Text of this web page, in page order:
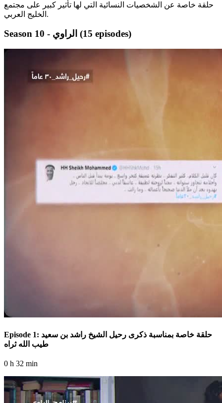
حلقة خاصة عن الشخصيات النسائية التي لها تأثير كبير على مجتمع
الخليج العربي.
(15 episodes)
Episode 1: حلقة خاصة بمناسبة ذكرى رحيل الشيخ راشد بن سعيد
طيب الله ثراه
0 h 32 min